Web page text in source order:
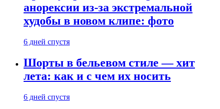
анорексии из-за экстремальной
худобы в новом клипе: фото
6 дней спустя
Шорты в бельевом стиле — хит
лета: как и с чем их носить
6 дней спустя